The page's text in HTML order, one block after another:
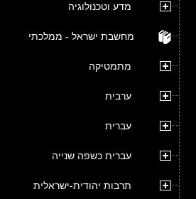
מדע וטכנולוגיה
מחשבת ישראל - ממלכתי
מתמטיקה
ערבית
עברית
עברית כשפה שנייה
תרבות יהודית-ישראלית